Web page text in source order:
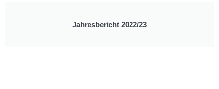
Jahresbericht 2022/23